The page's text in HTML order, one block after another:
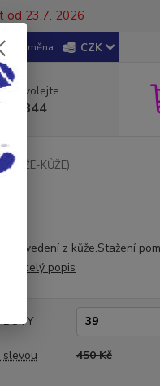
od 23.7. 2026
CZK
Zavolejte.
844
(KŮŽE-KŮŽE)
v provedení z kůže.Stažení
.
celý popis
BOTY
slevou 450 Kč